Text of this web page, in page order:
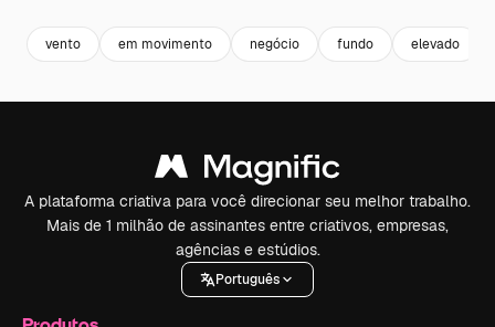
vento em movimento negócio fundo elevado
A plataforma criativa para você direcionar seu melhor trabalho.
Mais de 1 milhão de assinantes entre criativos, empresas,
agências e estúdios.
Português